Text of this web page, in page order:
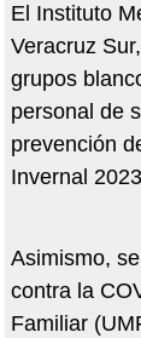
El Instituto
Veracruz
grupos
personal de
prevención
Invernal
Asimismo,
contra la
Familiar